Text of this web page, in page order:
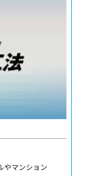
やマンション